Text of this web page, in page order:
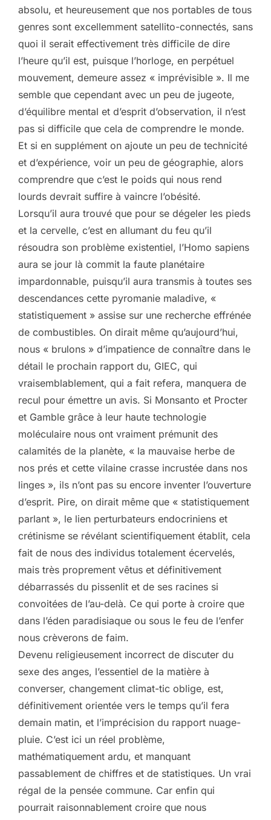
absolu, et heureusement que nos portables de tous
genres sont excellemment satellito-connectés, sans
quoi il serait effectivement très difficile de dire
l’heure qu’il est, puisque l’horloge, en perpétuel
mouvement, demeure assez « imprévisible ». Il me
semble que cependant avec un peu de jugeote,
d’équilibre mental et d’esprit d’observation, il n’est
pas si difficile que cela de comprendre le monde.
Et si en supplément on ajoute un peu de technicité
et d’expérience, voir un peu de géographie, alors
comprendre que c’est le poids qui nous rend
lourds devrait suffire à vaincre l’obésité.
Lorsqu’il aura trouvé que pour se dégeler les pieds
et la cervelle, c’est en allumant du feu qu’il
résoudra son problème existentiel, l’Homo sapiens
aura se jour là commit la faute planétaire
impardonnable, puisqu’il aura transmis à toutes ses
descendances cette pyromanie maladive, «
statistiquement » assise sur une recherche effrénée
de combustibles. On dirait même qu’aujourd’hui,
nous « brulons » d’impatience de connaître dans le
détail le prochain rapport du, GIEC, qui
vraisemblablement, qui a fait refera, manquera de
recul pour émettre un avis. Si Monsanto et Procter
et Gamble grâce à leur haute technologie
moléculaire nous ont vraiment prémunit des
calamités de la planète, « la mauvaise herbe de
nos prés et cette vilaine crasse incrustée dans nos
linges », ils n’ont pas su encore inventer l’ouverture
d’esprit. Pire, on dirait même que « statistiquement
parlant », le lien perturbateurs endocriniens et
crétinisme se révélant scientifiquement établit, cela
fait de nous des individus totalement écervelés,
mais très proprement vêtus et définitivement
débarrassés du pissenlit et de ses racines si
convoitées de l’au-delà. Ce qui porte à croire que
dans l’éden paradisiaque ou sous le feu de l’enfer
nous crèverons de faim.
Devenu religieusement incorrect de discuter du
sexe des anges, l’essentiel de la matière à
converser, changement climat-tic oblige, est,
définitivement orientée vers le temps qu’il fera
demain matin, et l’imprécision du rapport nuage-
pluie. C’est ici un réel problème,
mathématiquement ardu, et manquant
passablement de chiffres et de statistiques. Un vrai
régal de la pensée commune. Car enfin qui
pourrait raisonnablement croire que nous